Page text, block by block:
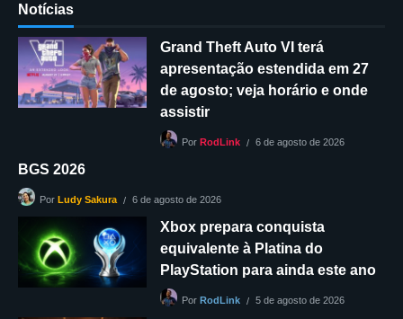
Notícias
Grand Theft Auto VI terá
apresentação estendida em 27
de agosto; veja horário e onde
assistir
Por RodLink 6 de agosto de 2026
BGS 2026
Por Ludy Sakura 6 de agosto de 2026
Xbox prepara conquista
equivalente à Platina do
PlayStation para ainda este ano
Por RodLink 5 de agosto de 2026